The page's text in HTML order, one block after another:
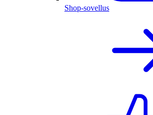
Shop-sovellus